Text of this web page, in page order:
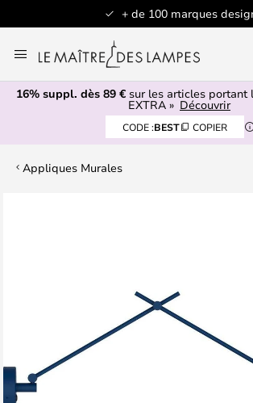
+ de 100 marques
au
contenu
16% suppl. dès 89 € sur les articles portant
EXTRA » Découvrir
CODE :BEST COPIER
Appliques Murales